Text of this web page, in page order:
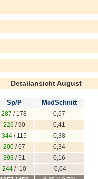
Detailansicht August
Sp/P ModSchnitt
287 / 178
0,67
226 / 90
0,41
344/ 115
0,38
200/ 67
0,34
393 / 51
0,16
244/ -10
-0,04